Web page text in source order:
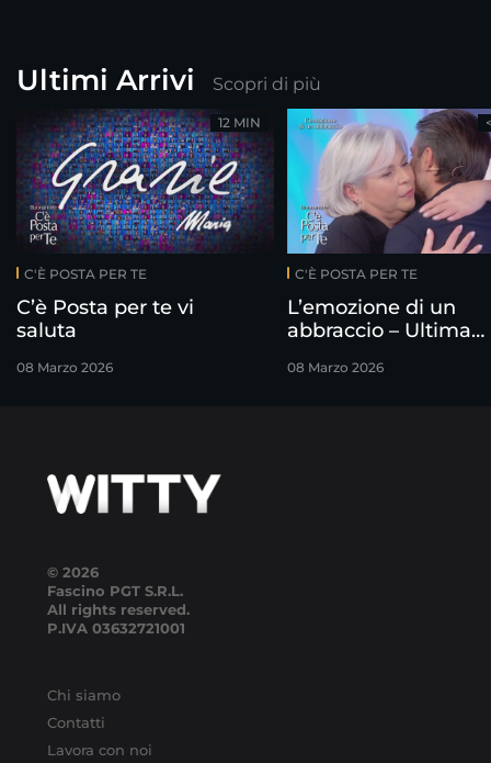
Ultimi Arrivi Scopri di più
C'È POSTA PER TE
C’è Posta per te vi
saluta
08 Marzo 2026
12 MIN
C'È POSTA PER TE
L’emozione di un
abbraccio – Ultima
08 Marzo 2026
© 2026
Fascino PGT S.R.L.
All rights reserved.
P.IVA 03632721001
Chi siamo
Contatti
Lavora con noi